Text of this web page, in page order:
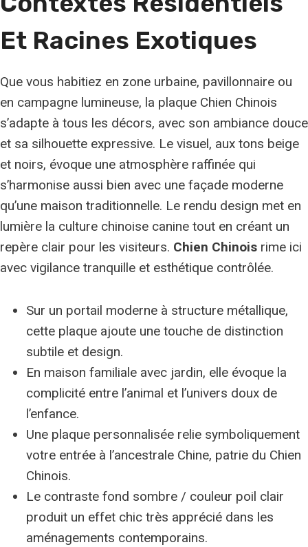
Et Racines Exotiques
Que vous habitiez en zone urbaine, pavillonnaire ou
en campagne lumineuse, la plaque Chien Chinois
s’adapte à tous les décors, avec son ambiance douce
et sa silhouette expressive. Le visuel, aux tons beige
et noirs, évoque une atmosphère raffinée qui
s’harmonise aussi bien avec une façade moderne
qu’une maison traditionnelle. Le rendu design met en
lumière la culture chinoise canine tout en créant un
repère clair pour les visiteurs. Chien Chinois rime ici
avec vigilance tranquille et esthétique contrôlée.
Sur un portail moderne à structure métallique,
cette plaque ajoute une touche de distinction
subtile et design.
En maison familiale avec jardin, elle évoque la
complicité entre l’animal et l’univers doux de
l’enfance.
Une plaque personnalisée relie symboliquement
votre entrée à l’ancestrale Chine, patrie du Chien
Chinois.
Le contraste fond sombre / couleur poil clair
produit un effet chic très apprécié dans les
aménagements contemporains.